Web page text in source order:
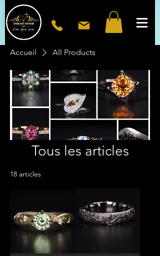
Accueil All Products
Tous les articles
18 articles